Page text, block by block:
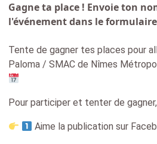
Gagne ta place ! Envoie ton
l'événement dans le
Tente de gagner tes places pour
Paloma / SMAC de Nîmes
Pour participer et tenter de
Aime la publication sur